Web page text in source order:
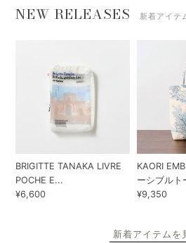
NEW RELEASES 新着アイテ
BRIGITTE TANAKA LIVRE
POCHE E...
¥6,600
KAORI
ーシブルト
¥9,350
新着アイテムを